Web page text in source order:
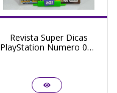
Revista Super Dicas
PlayStation Numero 06 -